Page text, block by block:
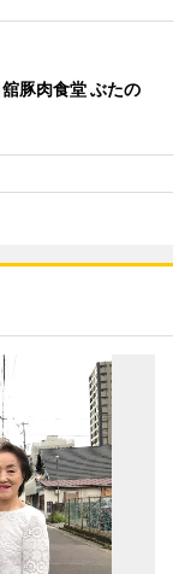
豚肉食堂 ぶたの